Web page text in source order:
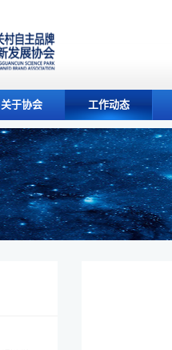
关于协会 工作动态